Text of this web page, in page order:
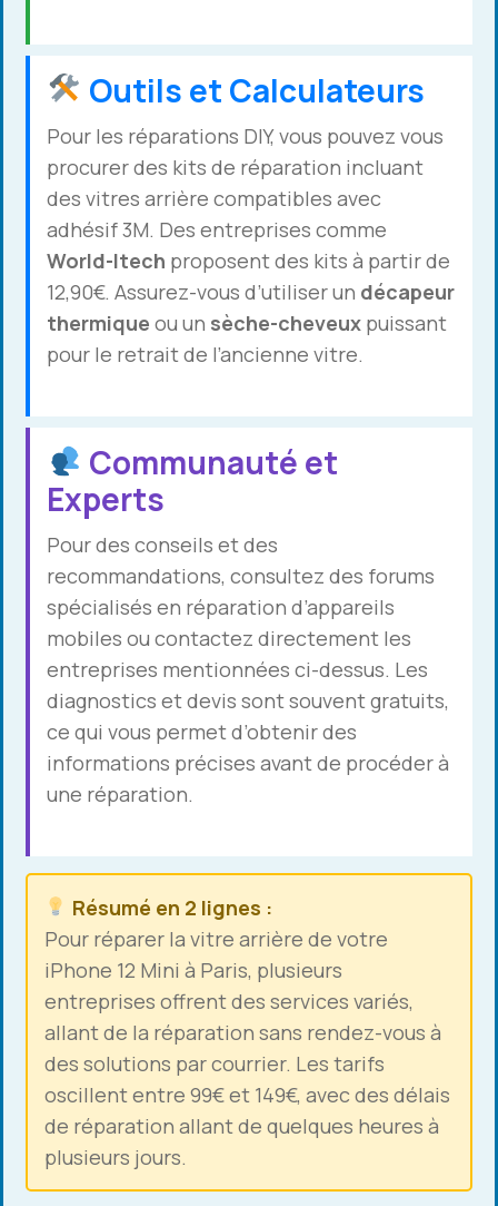
Outils et Calculateurs
Pour les réparations DIY, vous pouvez vous
procurer des kits de réparation incluant
des vitres arrière compatibles avec
adhésif 3M. Des entreprises comme
World-Itech proposent des kits à partir de
12,90€. Assurez-vous d’utiliser un décapeur
thermique ou un sèche-cheveux puissant
pour le retrait de l’ancienne vitre.
Communauté et
Experts
Pour des conseils et des
recommandations, consultez des forums
spécialisés en réparation d’appareils
mobiles ou contactez directement les
entreprises mentionnées ci-dessus. Les
diagnostics et devis sont souvent gratuits,
ce qui vous permet d’obtenir des
informations précises avant de procéder à
une réparation.
Résumé en 2 lignes :
Pour réparer la vitre arrière de votre
iPhone 12 Mini à Paris, plusieurs
entreprises offrent des services variés,
allant de la réparation sans rendez-vous à
des solutions par courrier. Les tarifs
oscillent entre 99€ et 149€, avec des délais
de réparation allant de quelques heures à
plusieurs jours.